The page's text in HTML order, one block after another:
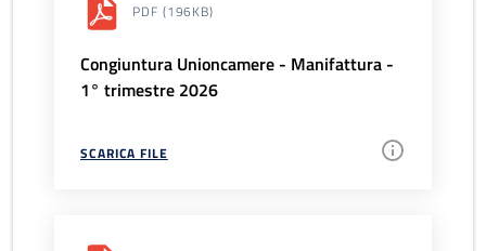
PDF (196KB)
Congiuntura Unioncamere - Manifattura -
1° trimestre 2026
SCARICA FILE